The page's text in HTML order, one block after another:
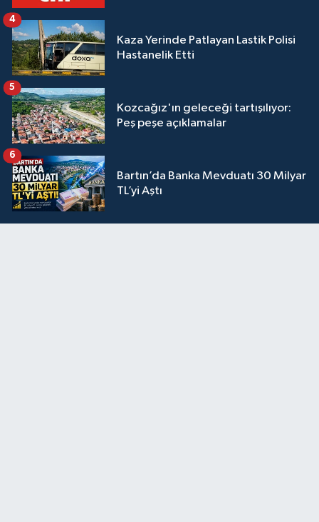
Kaza Yerinde Patlayan Lastik Polisi
Hastanelik Etti
4
Kozcağız'ın geleceği tartışılıyor:
Peş peşe açıklamalar
5
Bartın’da Banka Mevduatı 30 Milyar
TL’yi Aştı
6